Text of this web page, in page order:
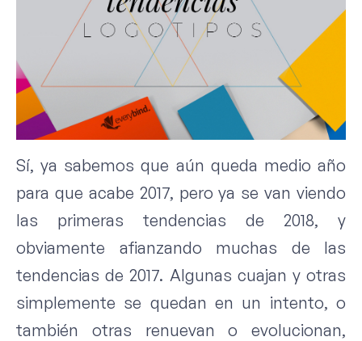
Sí, ya sabemos que aún queda medio año
para que acabe 2017, pero ya se van viendo
las primeras tendencias de 2018, y
obviamente afianzando muchas de las
tendencias de 2017. Algunas cuajan y otras
simplemente se quedan en un intento, o
también otras renuevan o evolucionan,